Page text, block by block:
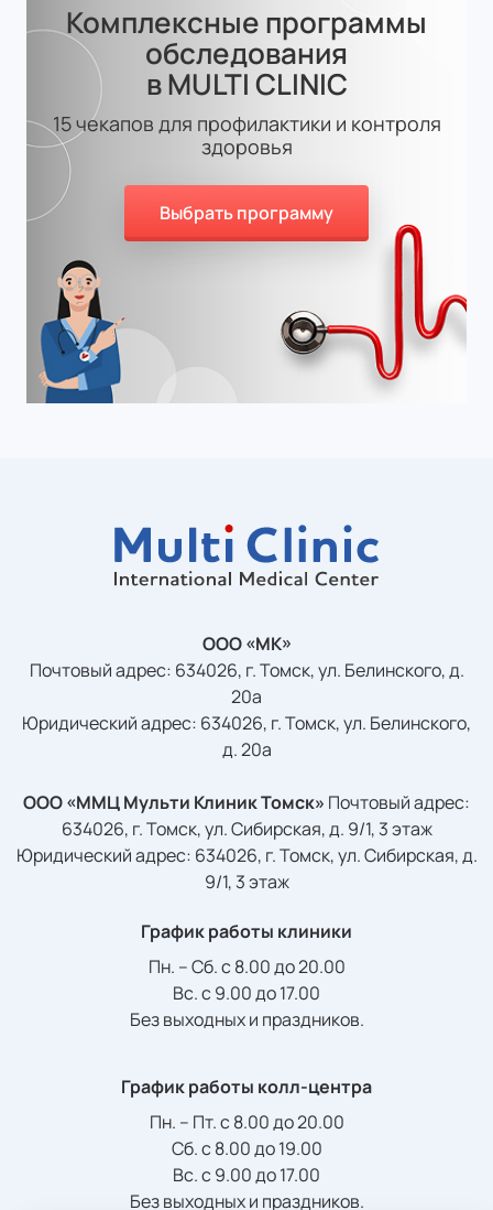
Комплексные программы
обследования
в MULTI CLINIC
15 чекапов для профилактики и контроля
здоровья
Выбрать программу
ООО «МК»
Почтовый адрес: 634026, г. Томск, ул. Белинского, д.
20а
Юридический адрес: 634026, г. Томск, ул. Белинского,
д. 20а
ООО «ММЦ Мульти Клиник Томск» Почтовый адрес:
634026, г. Томск, ул. Сибирская, д. 9/1, 3 этаж
Юридический адрес: 634026, г. Томск, ул. Сибирская, д.
9/1, 3 этаж
График работы клиники
Пн. – Сб. с 8.00 до 20.00
Вс. с 9.00 до 17.00
Без выходных и праздников.
График работы колл-центра
Пн. – Пт. с 8.00 до 20.00
Сб. с 8.00 до 19.00
Вс. с 9.00 до 17.00
Без выходных и праздников.